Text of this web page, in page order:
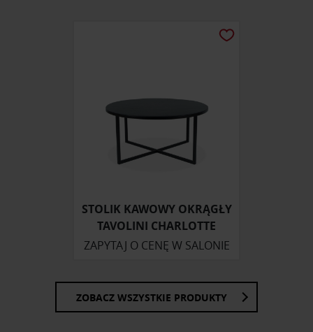
Partnerzy mogą połączyć te informacje z innymi danymi
otrzymanymi od Ciebie lub uzyskanymi podczas
STOLIK KAWOWY OKRĄGŁY
TAVOLINI CHARLOTTE
ZAPYTAJ O CENĘ W SALONIE
ZOBACZ WSZYSTKIE PRODUKTY